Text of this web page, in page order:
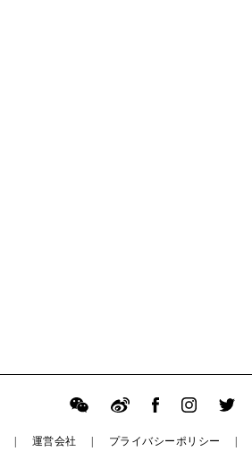
運営会社 プライバシーポリシー